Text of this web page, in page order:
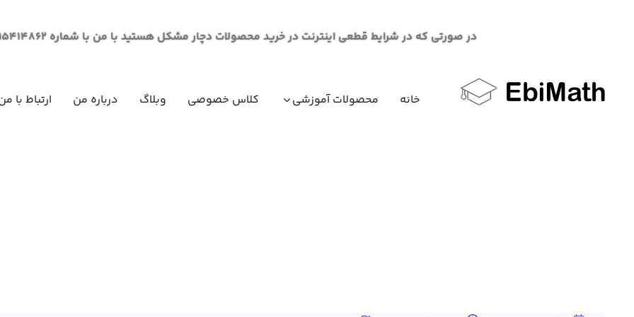
در صورتی که در شرایط قطعی اینترنت در خرید محصولات دچار مشکل هستید با من با شماره 09195414862 از طریق پیام در ارتباط باشید.
خانه محصولات آموزشی کلاس خصوصی وبلاگ درباره من ارتباط با